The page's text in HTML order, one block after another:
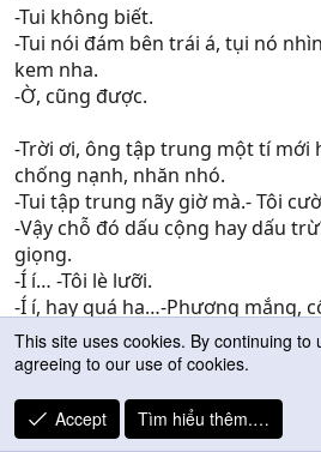
-Tui không biết.
-Tui nói đám bên trái á, tụi nó
kem nha.
-Ờ, cũng được.
-Trời ơi, ông tập trung một tí mới
chống nạnh, nhăn nhó.
-Tui tập trung nãy giờ mà.- Tôi
-Vậy chỗ đó dấu cộng hay dấu
giọng.
-Í í… -Tôi lè lưỡi.
-Í í, hay quá ha…-Phương mắng,
Trên băng ghế đá đó, tôi và
bài với nhau.
-Phàm! Phàm!- Có ai đó kêu tôi rất
Nhưng hình như không phải
This site uses cookies. By continuing to
agreeing to our use of cookies.
Accept Tìm hiểu thêm.…